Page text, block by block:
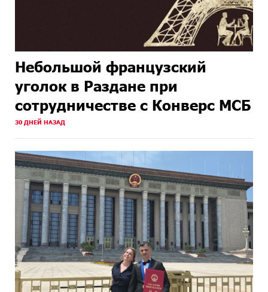
Небольшой французский
уголок в Раздане при
сотрудничестве с Конверс МСБ
30 ДНЕЙ НАЗАД